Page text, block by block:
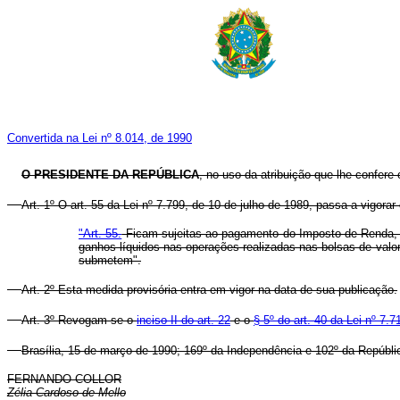
Convertida na Lei nº 8.014, de 1990
O PRESIDENTE DA REPÚBLICA, no uso da atribuição que lhe
Art. 1º O art. 55 da Lei nº 7.799, de 10 de julho de 1989, passa a
"Art. 55.Ficam sujeitas ao pagamento do Imposto de
ganhos líquidos nas operações realizadas nas bolsas de
submetem".
Art. 2º Esta medida provisória entra em vigor na data de sua publicação.
Art. 3º Revogam-se oinciso II do art. 22e o§ 5º do art. 40 da Lei nº
Brasília, 15 de março de 1990; 169º da Independência e 102º da
FERNANDO COLLOR
Zélia Cardoso de Mello